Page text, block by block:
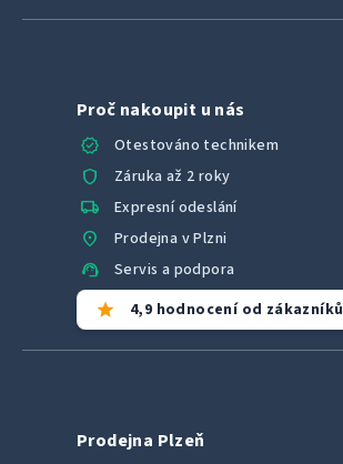
Proč nakoupit u nás
verified
Otestováno technikem
shield Záruka až 2 roky
local_shipping Expresní odeslání
location_on Prodejna v Plzni
support_agent Servis a podpora
star 4,9 hodnocení od zákazníků
Prodejna Plzeň